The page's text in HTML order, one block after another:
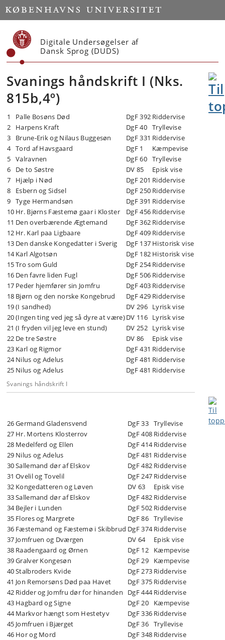
Start
Digitale Undersøgelser af
Dansk Sprog (DUDS)
Svanings håndskrift I (Nks.
815b,4º)
Svanings håndskrift I
1 Palle Bosøns Død DgF 392 Riddervise
2
Harpens Kraft DgF 40 Tryllevise
3
Brune-Erik og Nilaus Buggesøn DgF 331 Riddervise
4 Tord af Havsgaard DgF 1
Kæmpevise
5 Valravnen DgF 60 Tryllevise
6
De to Søstre DV 85
Episk vise
7
Hjælp i Nød DgF 201 Riddervise
8
Esbern og Sidsel DgF 250 Riddervise
9 Tyge Hermandsøn DgF 391 Riddervise
10 Hr. Bjørns Fæstemø gaar i Kloster DgF 456 Riddervise
11 Den overbærende Ægtemand DgF 362 Riddervise
12 Hr. Karl paa Ligbaare DgF 409 Riddervise
13 Den danske Kongedatter i Sverig DgF 137 Historisk vise
14Karl Algotsøn DgF 182 Historisk vise
15Tro som Guld DgF 254 Riddervise
16 Den favre liden Fugl DgF 506 Riddervise
17 Peder hjemfører sin Jomfru DgF 403 Riddervise
18 Bjørn og den norske Kongebrud DgF 429 Riddervise
19(I sandhed) DV 296 Lyrisk vise
20(Ingen ting ved jeg så dyre at være)DV 116 Lyrisk vise
21 (I fryden vil jeg leve en stund) DV 252 Lyrisk vise
22 De tre Søstre DV 86
Episk vise
23 Karl og Rigmor DgF 431 Riddervise
24Nilus og Adelus DgF 481 Riddervise
25 Nilus og Adelus DgF 481 Riddervise
26Germand Gladensvend DgF 33 Tryllevise
27 Hr. Mortens Klosterrov DgF 408 Riddervise
28 Medelferd og Ellen DgF 414 Riddervise
29 Nilus og Adelus DgF 481 Riddervise
30Sallemand dør af Elskov DgF 482 Riddervise
31 Ovelil og Tovelil DgF 247 Riddervise
32 Kongedatteren og Løven DV 63
Episk vise
33Sallemand dør af Elskov DgF 482 Riddervise
34Bejler i Lunden DgF 502 Riddervise
35 Flores og Margrete DgF 86 Tryllevise
36 Fæstemand og Fæstemø i Skibbrud DgF 374 Riddervise
37 Jomfruen og Dværgen DV 64
Episk vise
38 Raadengaard og Ørnen DgF 12
Kæmpevise
39Gralver Kongesøn DgF 29
Kæmpevise
40Stalbroders Kvide DgF 273 Riddervise
41 Jon Remorsøns Død paa Havet DgF 375 Riddervise
42 Ridder og Jomfru dør for hinanden DgF 444 Riddervise
43 Hagbard og Signe DgF 20
Kæmpevise
44Markvor hængt som Hestetyv DgF 336 Riddervise
45 Jomfruen i Bjærget DgF 36 Tryllevise
46 Hor og Mord DgF 348 Riddervise